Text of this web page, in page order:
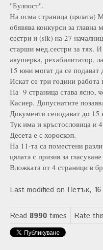
"Булпост".
На осма страница
обявява конкурси за
сестри и (sik) на 27
старши мед.сестри за тях.
акушерка, рехабилитатор,
15 юни могат да се подават
Искат се три години
На 9 страница става ясно,
Касиер. Допуснатите
Документи сеподават до 15
Тук има и кръстословица и
Десета е с хороскоп.
На 11-та са поместени
цялата с призив за
Вложката от 4 страници в
Last modified on Петък,
Read 8990 times Rate